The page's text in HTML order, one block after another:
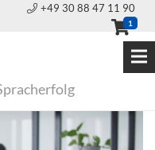
+49 30 88 47 11 90
1